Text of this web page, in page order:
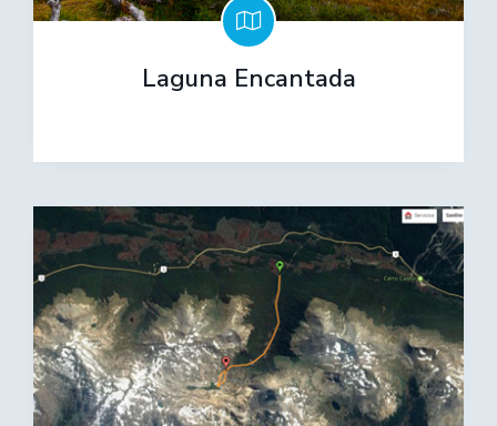
Laguna Encantada